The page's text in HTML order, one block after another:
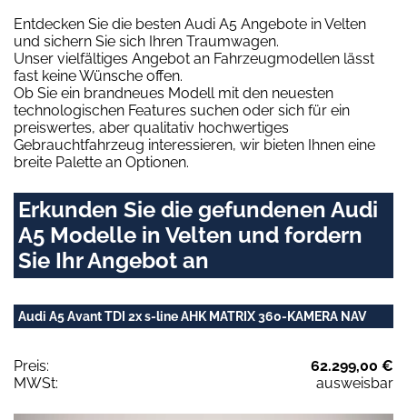
Entdecken Sie die besten Audi A5 Angebote in Velten
und sichern Sie sich Ihren Traumwagen.
Unser vielfältiges Angebot an Fahrzeugmodellen lässt
fast keine Wünsche offen.
Ob Sie ein brandneues Modell mit den neuesten
technologischen Features suchen oder sich für ein
preiswertes, aber qualitativ hochwertiges
Gebrauchtfahrzeug interessieren, wir bieten Ihnen eine
breite Palette an Optionen.
Erkunden Sie die gefundenen Audi
A5 Modelle in Velten und fordern
Sie Ihr Angebot an
Audi A5 Avant TDI 2x s-line AHK MATRIX 360-KAMERA NAV
Preis:
62.299,00 €
MWSt:
ausweisbar